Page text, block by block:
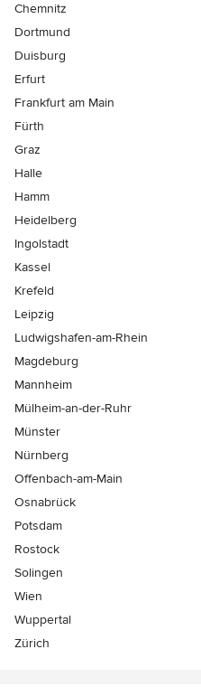
Chemnitz
Dortmund
Duisburg
Erfurt
Frankfurt am Main
Fürth
Graz
Halle
Hamm
Heidelberg
Ingolstadt
Kassel
Krefeld
Leipzig
Ludwigshafen-am-Rhein
Magdeburg
Mannheim
Mülheim-an-der-Ruhr
Münster
Nürnberg
Offenbach-am-Main
Osnabrück
Potsdam
Rostock
Solingen
Wien
Wuppertal
Zürich